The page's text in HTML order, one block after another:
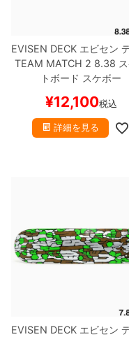
EVISEN DECK エビセン
TEAM MATCH 2 8.38
トボード スケボー
¥12,100税込
詳細を見る
EVISEN DECK エビセン
8.4inch
8.5inch
8.6inch
8.9inch
8.5inch
8.6inch
8.7inch
9.0inch以上
64mm
65mm
70mm
110mm
練習用アイテム（初
スケートケース・バ
メディア（雑誌・
27.5cm
28.5cm
30cm
ソックス
アンダーウエア
サイズの測り方